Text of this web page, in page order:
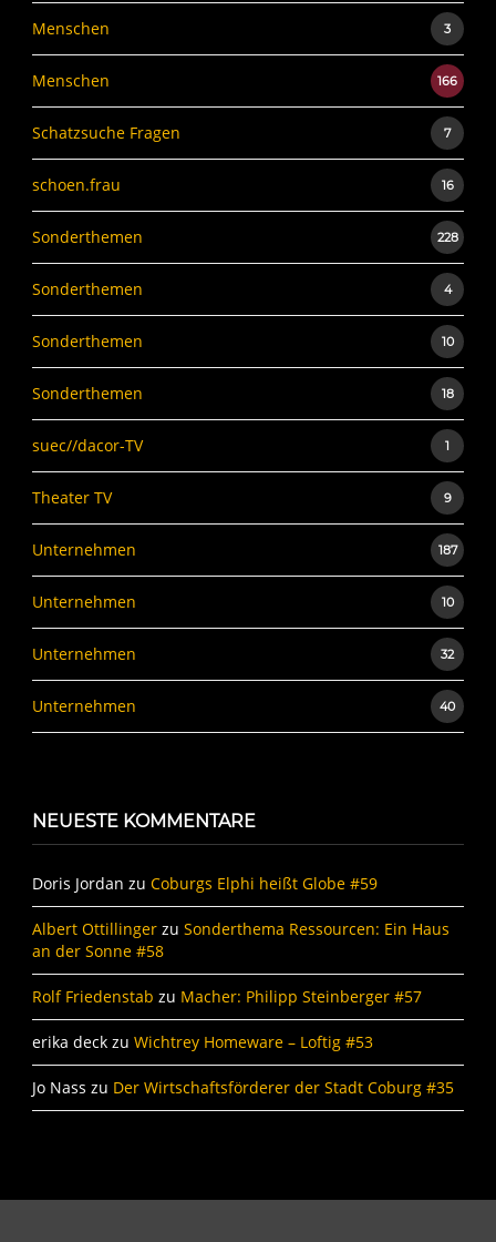
Menschen 3
Menschen 166
Schatzsuche Fragen 7
schoen.frau 16
Sonderthemen 228
Sonderthemen 4
Sonderthemen 10
Sonderthemen 18
suec//dacor-TV 1
Theater TV 9
Unternehmen 187
Unternehmen 10
Unternehmen 32
Unternehmen 40
NEUESTE KOMMENTARE
Doris Jordan zu Coburgs Elphi heißt Globe #59
Albert Ottillinger zu Sonderthema Ressourcen: Ein Haus
an der Sonne #58
Rolf Friedenstab zu Macher: Philipp Steinberger #57
erika deck zu Wichtrey Homeware – Loftig #53
Jo Nass zu Der Wirtschaftsförderer der Stadt Coburg #35